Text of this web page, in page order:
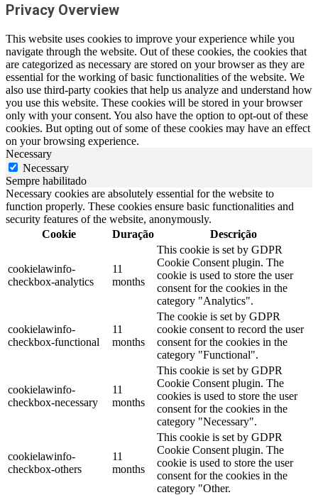
Privacy Overview
This website uses cookies to improve your experience while you
navigate through the website. Out of these cookies, the cookies that
are categorized as necessary are stored on your browser as they are
essential for the working of basic functionalities of the website. We
also use third-party cookies that help us analyze and understand how
you use this website. These cookies will be stored in your browser
only with your consent. You also have the option to opt-out of these
cookies. But opting out of some of these cookies may have an effect
on your browsing experience.
Necessary
Necessary
Sempre habilitado
Necessary cookies are absolutely essential for the website to
function properly. These cookies ensure basic functionalities and
security features of the website, anonymously.
Cookie
Duração Descrição
cookielawinfo-
checkbox-analytics
11
months
This cookie is set by GDPR
Cookie Consent plugin. The
cookie is used to store the user
consent for the cookies in the
category "Analytics".
cookielawinfo-
checkbox-functional
11
months
The cookie is set by GDPR
cookie consent to record the user
consent for the cookies in the
category "Functional".
cookielawinfo-
checkbox-necessary
11
months
This cookie is set by GDPR
Cookie Consent plugin. The
cookies is used to store the user
consent for the cookies in the
category "Necessary".
cookielawinfo-
checkbox-others
11
months
This cookie is set by GDPR
Cookie Consent plugin. The
cookie is used to store the user
consent for the cookies in the
category "Other.